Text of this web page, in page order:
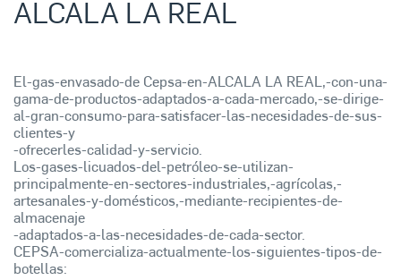
ALCALA LA REAL
El-gas-envasado-de Cepsa-en-ALCALA LA REAL,-con-una-
gama-de-productos-adaptados-a-cada-mercado,-se-dirige-
al-gran-consumo-para-satisfacer-las-necesidades-de-sus-
clientes-y
-ofrecerles-calidad-y-servicio.
Los-gases-licuados-del-petróleo-se-utilizan-
principalmente-en-sectores-industriales,-agrícolas,-
artesanales-y-domésticos,-mediante-recipientes-de-
almacenaje
-adaptados-a-las-necesidades-de-cada-sector.
CEPSA-comercializa-actualmente-los-siguientes-tipos-de-
botellas: